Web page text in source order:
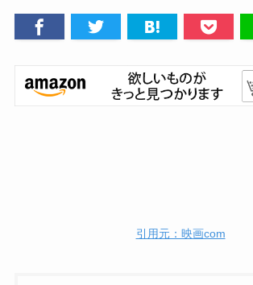
引用元：映画com